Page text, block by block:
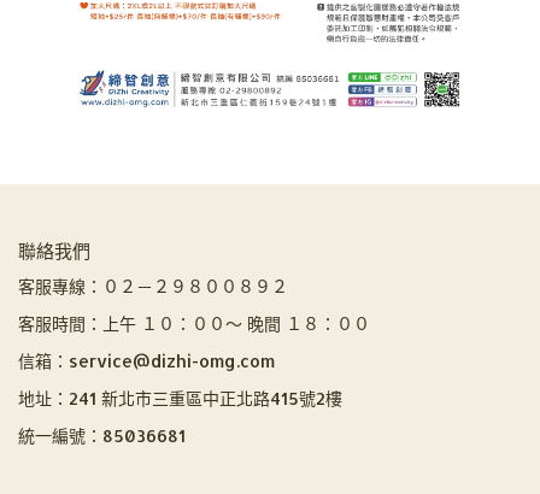
聯絡我們
客服專線：０２－２９８００８９２
客服時間：上午 １０：００～ 晚間 １８：００
信箱：service@dizhi-omg.com
地址：241 新北市三重區中正北路415號2樓
統一編號：85036681